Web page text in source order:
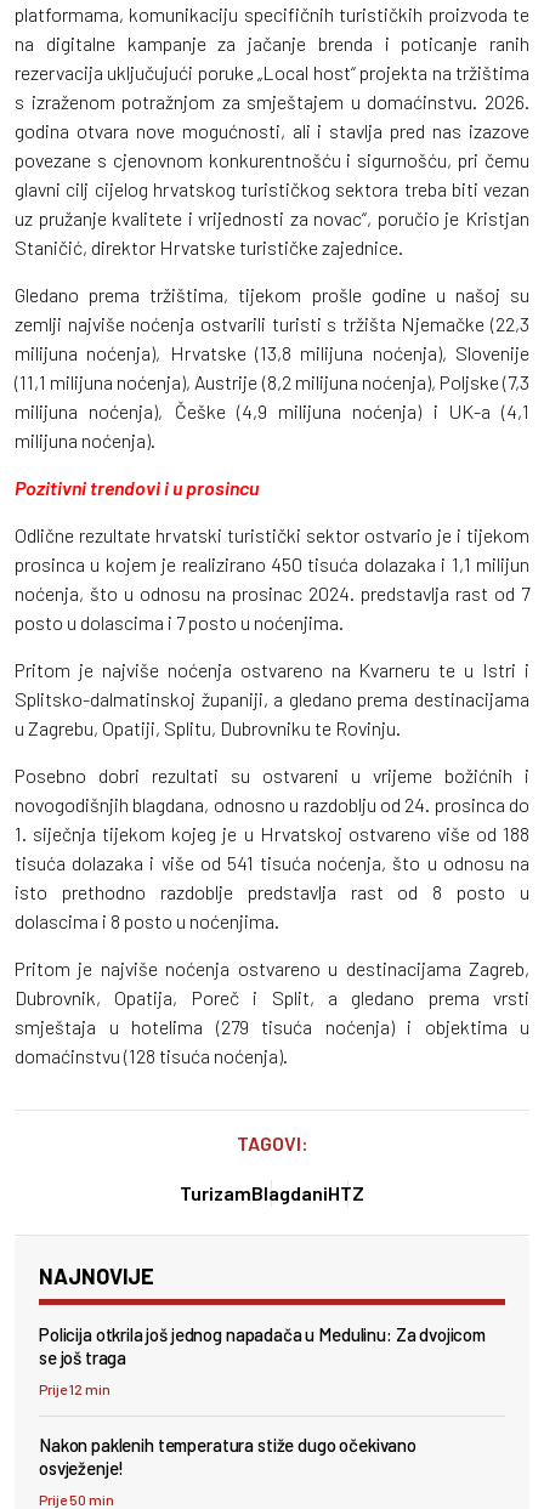
platformama, komunikaciju specifičnih turističkih proizvoda te
na digitalne kampanje za jačanje brenda i poticanje ranih
rezervacija uključujući poruke „Local host“ projekta na tržištima
s izraženom potražnjom za smještajem u domaćinstvu. 2026.
godina otvara nove mogućnosti, ali i stavlja pred nas izazove
povezane s cjenovnom konkurentnošću i sigurnošću, pri čemu
glavni cilj cijelog hrvatskog turističkog sektora treba biti vezan
uz pružanje kvalitete i vrijednosti za novac“, poručio je Kristjan
Staničić, direktor Hrvatske turističke zajednice.
Gledano prema tržištima, tijekom prošle godine u našoj su
zemlji najviše noćenja ostvarili turisti s tržišta Njemačke (22,3
milijuna noćenja), Hrvatske (13,8 milijuna noćenja), Slovenije
(11,1 milijuna noćenja), Austrije (8,2 milijuna noćenja), Poljske (7,3
milijuna noćenja), Češke (4,9 milijuna noćenja) i UK-a (4,1
milijuna noćenja).
Pozitivni trendovi i u prosincu
Odlične rezultate hrvatski turistički sektor ostvario je i tijekom
prosinca u kojem je realizirano 450 tisuća dolazaka i 1,1 milijun
noćenja, što u odnosu na prosinac 2024. predstavlja rast od 7
posto u dolascima i 7 posto u noćenjima.
Pritom je najviše noćenja ostvareno na Kvarneru te u Istri i
Splitsko-dalmatinskoj županiji, a gledano prema destinacijama
u Zagrebu, Opatiji, Splitu, Dubrovniku te Rovinju.
Posebno dobri rezultati su ostvareni u vrijeme božićnih i
novogodišnjih blagdana, odnosno u razdoblju od 24. prosinca do
1. siječnja tijekom kojeg je u Hrvatskoj ostvareno više od 188
tisuća dolazaka i više od 541 tisuća noćenja, što u odnosu na
isto prethodno razdoblje predstavlja rast od 8 posto u
dolascima i 8 posto u noćenjima.
Pritom je najviše noćenja ostvareno u destinacijama Zagreb,
Dubrovnik, Opatija, Poreč i Split, a gledano prema vrsti
smještaja u hotelima (279 tisuća noćenja) i objektima u
domaćinstvu (128 tisuća noćenja).
TAGOVI:
TurizamBlagdaniHTZ
NAJNOVIJE
Policija otkrila još jednog napadača u Medulinu: Za dvojicom
se još traga
Prije 12 min
Nakon paklenih temperatura stiže dugo očekivano
osvježenje!
Prije 50 min